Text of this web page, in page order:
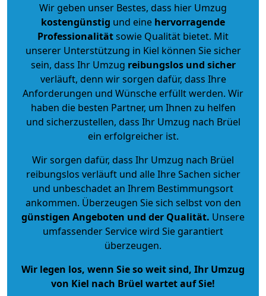
Wir geben unser Bestes, dass hier Umzug
kostengünstig und eine hervorragende
Professionalitätsowie Qualität bietet. Mit
unserer Unterstützung in Kiel können Sie sicher
sein, dass Ihr Umzug reibungslos und sicher
verläuft, denn wir sorgen dafür, dass Ihre
Anforderungen und Wünsche erfüllt werden. Wir
haben die besten Partner, um Ihnen zu helfen
und sicherzustellen, dass Ihr Umzug nach Brüel
ein erfolgreicher ist.
Wir sorgen dafür, dass Ihr Umzug nach Brüel
reibungslos verläuft und alle Ihre Sachen sicher
und unbeschadet an Ihrem Bestimmungsort
ankommen. Überzeugen Sie sich selbst von den
günstigen Angeboten und der Qualität. Unsere
umfassender Service wird Sie garantiert
überzeugen.
Wir legen los, wenn Sie so weit sind, Ihr Umzug
von Kiel nach Brüel wartet auf Sie!